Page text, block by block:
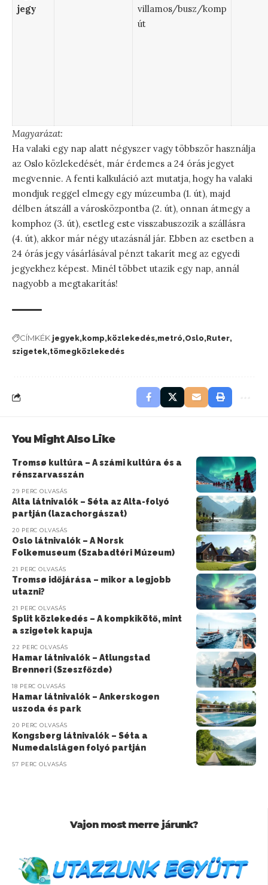
jegy
villamos/busz/komp
út
Magyarázat:
Ha valaki egy nap alatt négyszer vagy többször használja
az Oslo közlekedését, már érdemes a 24 órás jegyet
megvennie. A fenti kalkuláció azt mutatja, hogy ha valaki
mondjuk reggel elmegy egy múzeumba (1. út), majd
délben átszáll a városközpontba (2. út), onnan átmegy a
komphoz (3. út), esetleg este visszabuszozik a szállásra
(4. út), akkor már négy utazásnál jár. Ebben az esetben a
24 órás jegy vásárlásával pénzt takarít meg az egyedi
jegyekhez képest. Minél többet utazik egy nap, annál
nagyobb a megtakarítás!
CÍMKÉK jegyek komp közlekedés metró Oslo Ruter
szigetek tömegközlekedés
You Might Also Like
Tromsø kultúra – A számi kultúra és a
rénszarvasszán
29 PERC OLVASÁS
Alta látnivalók – Séta az Alta-folyó
partján (lazachorgászat)
20 PERC OLVASÁS
Oslo látnivalók – A Norsk
Folkemuseum (Szabadtéri Múzeum)
21 PERC OLVASÁS
Tromsø időjárása – mikor a legjobb
utazni?
21 PERC OLVASÁS
Split közlekedés – A kompkikötő, mint
a szigetek kapuja
22 PERC OLVASÁS
Hamar látnivalók – Atlungstad
Brenneri (Szeszfőzde)
18 PERC OLVASÁS
Hamar látnivalók – Ankerskogen
uszoda és park
20 PERC OLVASÁS
Kongsberg látnivalók – Séta a
Numedalslågen folyó partján
57 PERC OLVASÁS
Vajon most merre járunk?